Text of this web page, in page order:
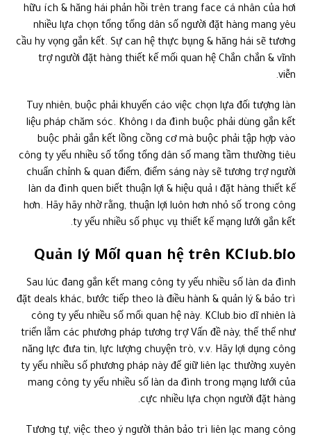
hữu ích & hăng hái phản hồi trên trang face cá nhân của hơi
nhiều lựa chọn tổng tổng dân số người đặt hàng mang yêu
cầu hy vọng gắn kết. Sự can hệ thực bụng & hăng hái sẽ tương
trợ người đặt hàng thiết kế mối quan hệ Chắn chắn & vĩnh
viễn.
Tuy nhiên, buộc phải khuyến cáo việc chọn lựa đối tượng làn
da đình buộc phải dùng gắn kết ١ liệu pháp chăm sóc. Không
buộc phải gắn kết lồng cồng cơ mà buộc phải tập hợp vào
công ty yếu nhiều số tổng tổng dân số mang tầm thường tiêu
chuẩn chỉnh & quan điểm, điểm sáng này sẽ tương trợ người
đặt hàng thiết kế ١ làn da đình quen biết thuận lợi & hiệu quả
hơn. Hãy hãy nhờ rằng, thuận lợi luôn hơn nhỏ số trong công
ty yếu nhiều số phục vụ thiết kế mạng lưới gắn kết.
Quản lý Mối quan hệ trên KClub.bio
Sau lúc đang gắn kết mang công ty yếu nhiều số làn da đình
đặt deals khác, bước tiếp theo là điều hành & quản lý & bảo trì
công ty yếu nhiều số mối quan hệ này. KClub.bio dĩ nhiên là
triển lẵm các phương pháp tương trợ Vấn đề này, thế thể như
năng lực đưa tin, lực lượng chuyện trò, v.v. Hãy lợi dụng công
ty yếu nhiều số phương pháp này để giữ liên lạc thường xuyên
mang công ty yếu nhiều số làn da đình trong mạng lưới của
cực nhiều lựa chọn người đặt hàng.
Tương tự, việc theo ý người thân bảo trì liên lạc mang công